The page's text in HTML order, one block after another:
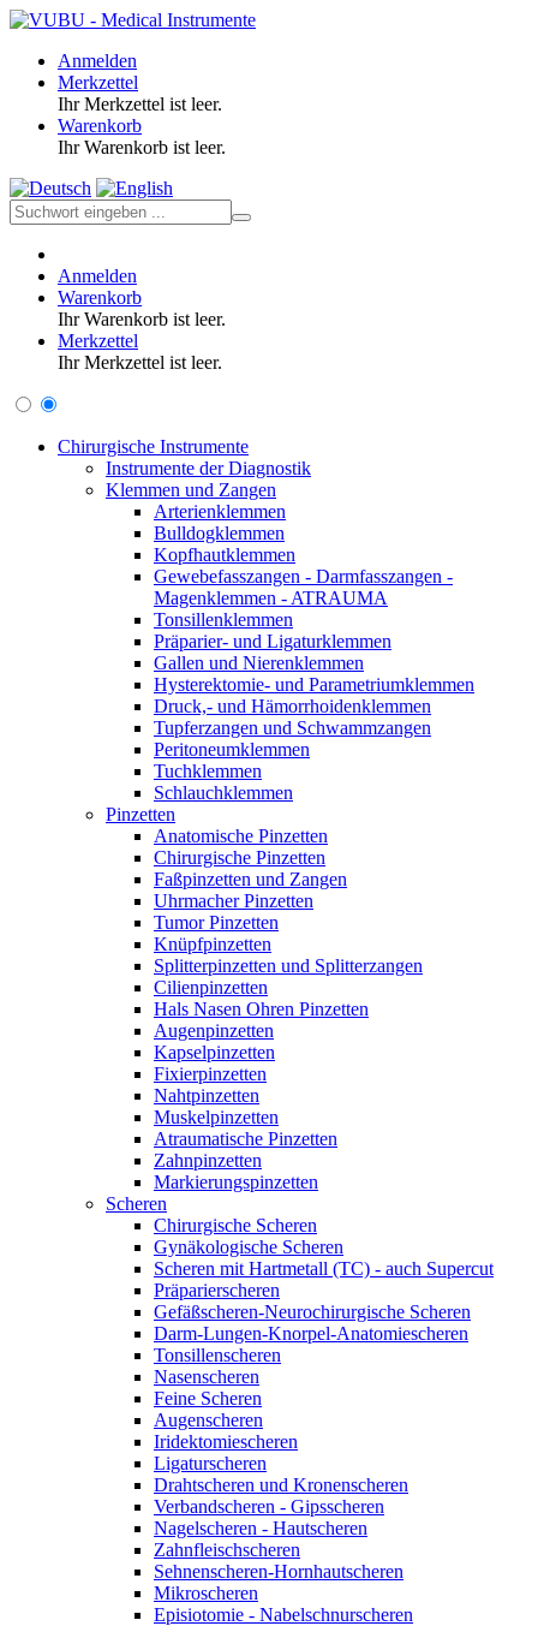
Anmelden
Merkzettel
Ihr Merkzettel ist leer.
Warenkorb
Ihr Warenkorb ist leer.
Anmelden
Warenkorb
Ihr Warenkorb ist leer.
Merkzettel
Ihr Merkzettel ist leer.
Chirurgische Instrumente
Instrumente der Diagnostik
Klemmen und Zangen
Arterienklemmen
Bulldogklemmen
Kopfhautklemmen
Gewebefasszangen - Darmfasszangen -
Magenklemmen - ATRAUMA
Tonsillenklemmen
Präparier- und Ligaturklemmen
Gallen und Nierenklemmen
Hysterektomie- und Parametriumklemmen
Druck,- und Hämorrhoidenklemmen
Tupferzangen und Schwammzangen
Peritoneumklemmen
Tuchklemmen
Schlauchklemmen
Pinzetten
Anatomische Pinzetten
Chirurgische Pinzetten
Faßpinzetten und Zangen
Uhrmacher Pinzetten
Tumor Pinzetten
Knüpfpinzetten
Splitterpinzetten und Splitterzangen
Cilienpinzetten
Hals Nasen Ohren Pinzetten
Augenpinzetten
Kapselpinzetten
Fixierpinzetten
Nahtpinzetten
Muskelpinzetten
Atraumatische Pinzetten
Zahnpinzetten
Markierungspinzetten
Scheren
Chirurgische Scheren
Gynäkologische Scheren
Scheren mit Hartmetall (TC) - auch Supercut
Präparierscheren
Gefäßscheren-Neurochirurgische Scheren
Darm-Lungen-Knorpel-Anatomiescheren
Tonsillenscheren
Nasenscheren
Feine Scheren
Augenscheren
Iridektomiescheren
Ligaturscheren
Drahtscheren und Kronenscheren
Verbandscheren - Gipsscheren
Nagelscheren - Hautscheren
Zahnfleischscheren
Sehnenscheren-Hornhautscheren
Mikroscheren
Episiotomie - Nabelschnurscheren